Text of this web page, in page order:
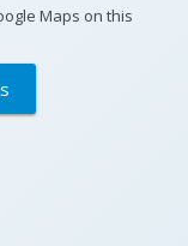
Maps on this